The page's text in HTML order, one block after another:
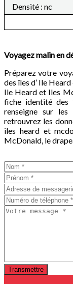
Densité : nc
Voyagez malin en
Préparez votre
des îles d’ Ile
Ile Heard et Iles
fiche identité des
renseigne sur
retrouvrez les
iles heard et
McDonald, le